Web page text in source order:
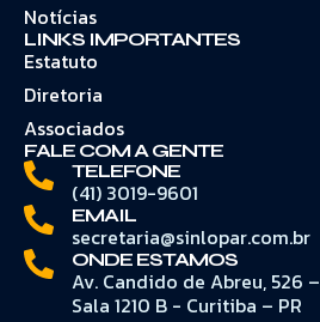
Notícias
LINKS IMPORTANTES
Estatuto
Diretoria
Associados
FALE COM A GENTE
TELEFONE
(41) 3019-9601
EMAIL
secretaria@sinlopar.com.br
ONDE ESTAMOS
Av. Candido de Abreu, 526 –
Sala 1210 B - Curitiba – PR